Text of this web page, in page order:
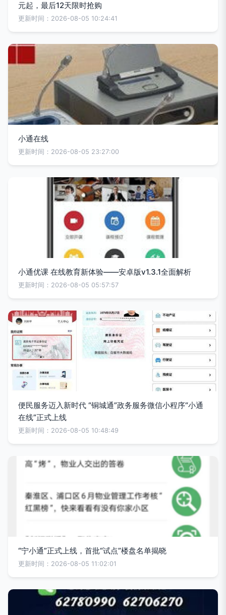
元起，最后12天限时抢购
更新时间：2026-08-05 10:24:41
小通在线
更新时间：2026-08-05 23:27:00
小通优课 在线教育新体验——安卓版v1.3.1全面解析
更新时间：2026-08-05 05:57:57
便民服务迈入新时代 “铜城通”政务服务微信小程序“小通
在线”正式上线
更新时间：2026-08-05 10:48:49
“宁小通”正式上线，首批“试点”楼盘名单揭晓
更新时间：2026-08-05 11:02:01